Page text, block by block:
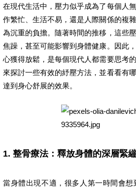
在現代生活中，壓力似乎成為了每個人
作繁忙、生活不易，還是人際關係的複
為沉重的負擔。隨著時間的推移，這些
焦躁，甚至可能影響到身體健康。因此
心獲得放鬆，是每個現代人都需要思考
來探討一些有效的紓壓方法，並看看有
達到身心舒展的效果。
1. 整骨療法：釋放身體的深層緊
當身體出現不適，很多人第一時間會